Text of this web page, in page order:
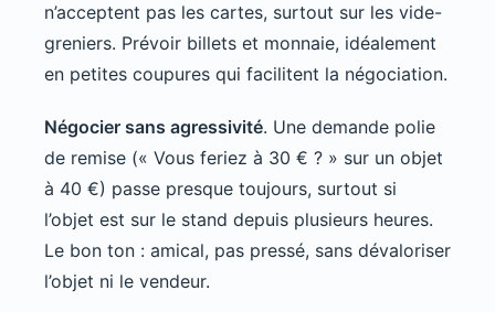
n’acceptent pas les cartes, surtout sur les vide-
greniers. Prévoir billets et monnaie, idéalement
en petites coupures qui facilitent la négociation.
Négocier sans agressivité. Une demande polie
de remise (« Vous feriez à 30 € ? » sur un objet
à 40 €) passe presque toujours, surtout si
l’objet est sur le stand depuis plusieurs heures.
Le bon ton : amical, pas pressé, sans dévaloriser
l’objet ni le vendeur.